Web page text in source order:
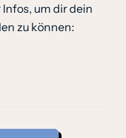
um dir dein
zu können: